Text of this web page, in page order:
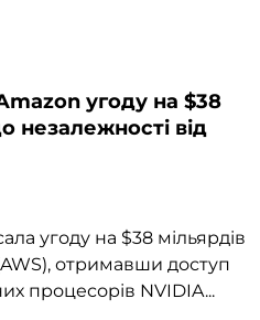
угоду на $38
незалежності від
угоду на $38 мільярдів
отримавши доступ
процесорів NVIDIA...